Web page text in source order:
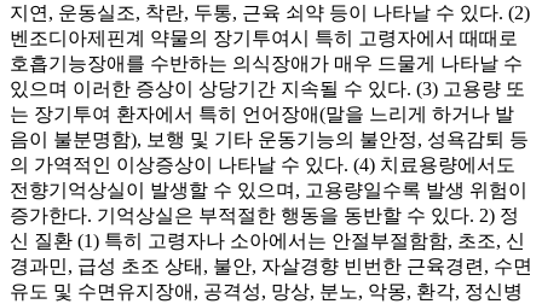
지연, 운동실조, 착란, 두통, 근육 쇠약 등이 나타날 수 있다. (2)
벤조디아제핀계 약물의 장기투여시 특히 고령자에서 때때로
호흡기능장애를 수반하는 의식장애가 매우 드물게 나타날 수
있으며 이러한 증상이 상당기간 지속될 수 있다. (3) 고용량 또
는 장기투여 환자에서 특히 언어장애(말을 느리게 하거나 발
음이 불분명함), 보행 및 기타 운동기능의 불안정, 성욕감퇴 등
의 가역적인 이상증상이 나타날 수 있다. (4) 치료용량에서도
전향기억상실이 발생할 수 있으며, 고용량일수록 발생 위험이
증가한다. 기억상실은 부적절한 행동을 동반할 수 있다. 2) 정
신 질환 (1) 특히 고령자나 소아에서는 안절부절함함, 초조, 신
경과민, 급성 초조 상태, 불안, 자살경향 빈번한 근육경련, 수면
유도 및 수면유지장애, 공격성, 망상, 분노, 악몽, 환각, 정신병